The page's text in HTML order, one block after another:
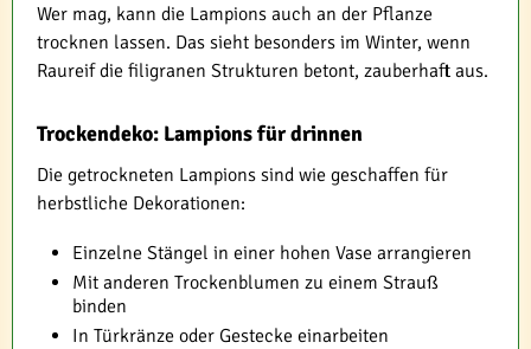
Wer mag, kann die Lampions auch an der Pflanze
trocknen lassen. Das sieht besonders im Winter, wenn
Raureif die filigranen Strukturen betont, zauberhaft aus.
Trockendeko: Lampions für drinnen
Die getrockneten Lampions sind wie geschaffen für
herbstliche Dekorationen:
Einzelne Stängel in einer hohen Vase arrangieren
Mit anderen Trockenblumen zu einem Strauß
binden
In Türkränze oder Gestecke einarbeiten